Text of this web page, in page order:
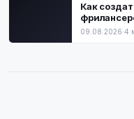
Как
09.08.2026·4